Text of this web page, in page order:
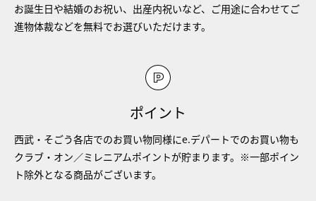
お誕生日や結婚のお祝い、出産内祝いなど、ご用途に合わせてご
進物体裁などを無料でお選びいただけます。
ポイント
西武・そごう各店でのお買い物同様にe.デパートでのお買い物も
クラブ・オン／ミレニアムポイントが貯まります。※一部ポイン
ト除外となる商品がございます。